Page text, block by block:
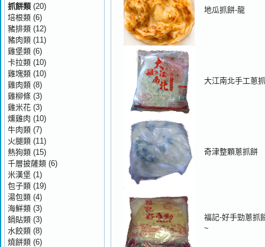
地瓜抓餅-龍
大江南北手工蔥
奇津整顆蔥抓餅
福記-好手勁蔥抓
~
抓餅類 (20)
培根類 (6)
豬排類 (12)
豬肉類 (11)
雞堡類 (6)
卡拉類 (10)
雞塊類 (10)
雞肉類 (8)
雞柳條 (3)
雞米花 (3)
燻雞肉 (10)
牛肉類 (7)
火腿類 (11)
熱狗類 (15)
千層披薩類 (6)
米漢堡 (1)
包子類 (19)
湯包類 (4)
海鮮類 (3)
鍋貼類 (3)
水餃類 (8)
燒餅類 (6)